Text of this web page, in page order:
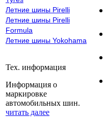
Летние шины Pirelli
Летние шины Pirelli
Formula
Летние шины Yokohama
Тех. информация
Информация о
маркировке
автомобильных шин.
читать далее